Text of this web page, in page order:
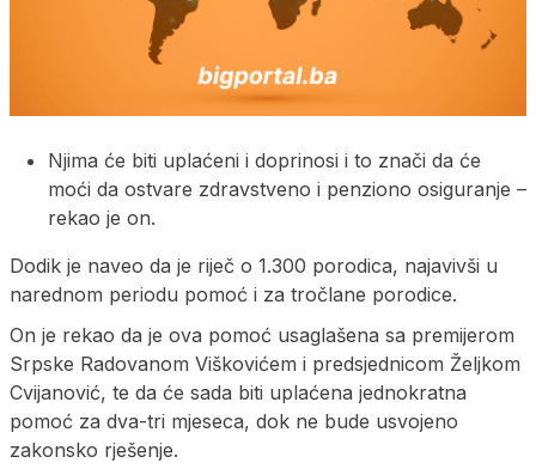
Njima će biti uplaćeni i doprinosi i to znači da će
moći da ostvare zdravstveno i penziono osiguranje –
rekao je on.
Dodik je naveo da je riječ o 1.300 porodica, najavivši u
narednom periodu pomoć i za tročlane porodice.
On je rekao da je ova pomoć usaglašena sa premijerom
Srpske Radovanom Viškovićem i predsjednicom Željkom
Cvijanović, te da će sada biti uplaćena jednokratna
pomoć za dva-tri mjeseca, dok ne bude usvojeno
zakonsko rješenje.